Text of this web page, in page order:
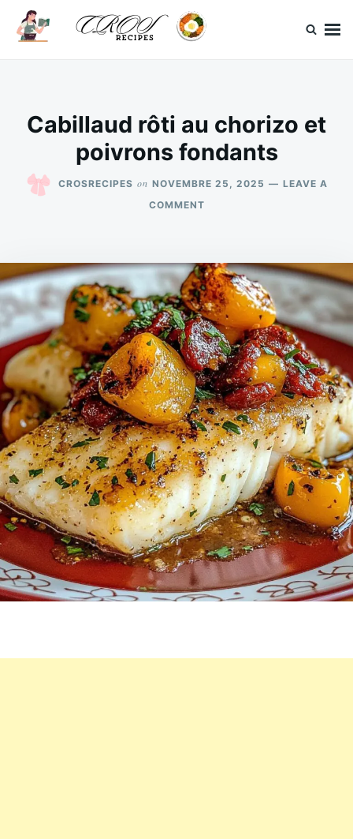
SkipSearch
for:
Cabillaud rôti au chorizo et
poivrons fondants
CROSRECIPES on NOVEMBRE 25, 2025
LEAVE A
COMMENTON
CHORIZO
ET
POIVRONS
FONDANTS